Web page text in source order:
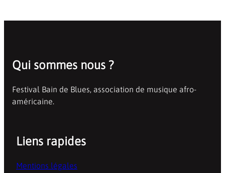
Qui sommes nous ?
Festival Bain de Blues, association de musique afro-
américaine.
Liens rapides
Mentions légales